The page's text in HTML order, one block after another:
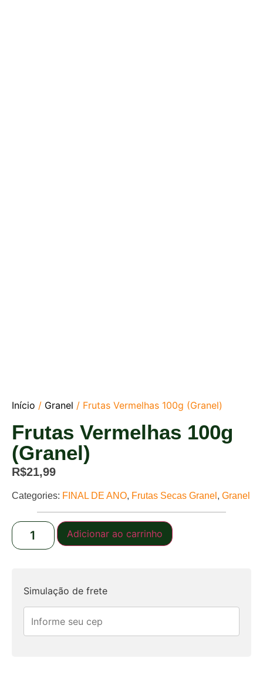
Início / Granel / Frutas Vermelhas 100g (Granel)
Frutas Vermelhas 100g
(Granel)
R$21,99
Categories: FINAL DE ANO, Frutas Secas Granel , Granel
Adicionar ao carrinho
Simulação de frete